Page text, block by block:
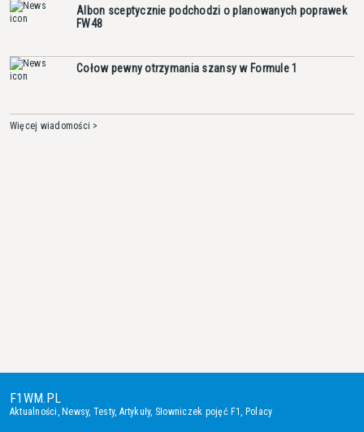
Albon sceptycznie podchodzi o planowanych poprawek
FW48
Cołow pewny otrzymania szansy w Formule 1
Więcej wiadomości >
F1WM.PL
Aktualności, Newsy, Testy, Artykuły, Słowniczek pojęć F1, Polacy